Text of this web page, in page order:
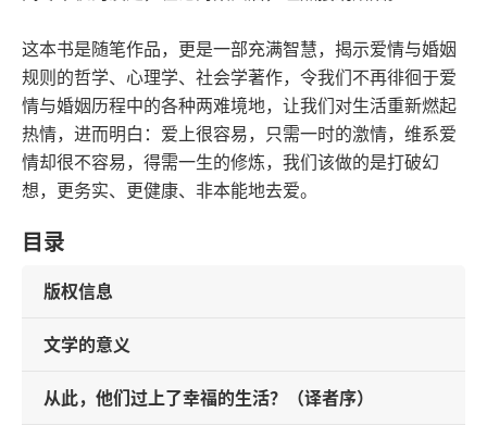
这本书是随笔作品，更是一部充满智慧，揭示爱情与婚姻
规则的哲学、心理学、社会学著作，令我们不再徘徊于爱
情与婚姻历程中的各种两难境地，让我们对生活重新燃起
热情，进而明白：爱上很容易，只需一时的激情，维系爱
情却很不容易，得需一生的修炼，我们该做的是打破幻
想，更务实、更健康、非本能地去爱。
目录
版权信息
文学的意义
从此，他们过上了幸福的生活？（译者序）